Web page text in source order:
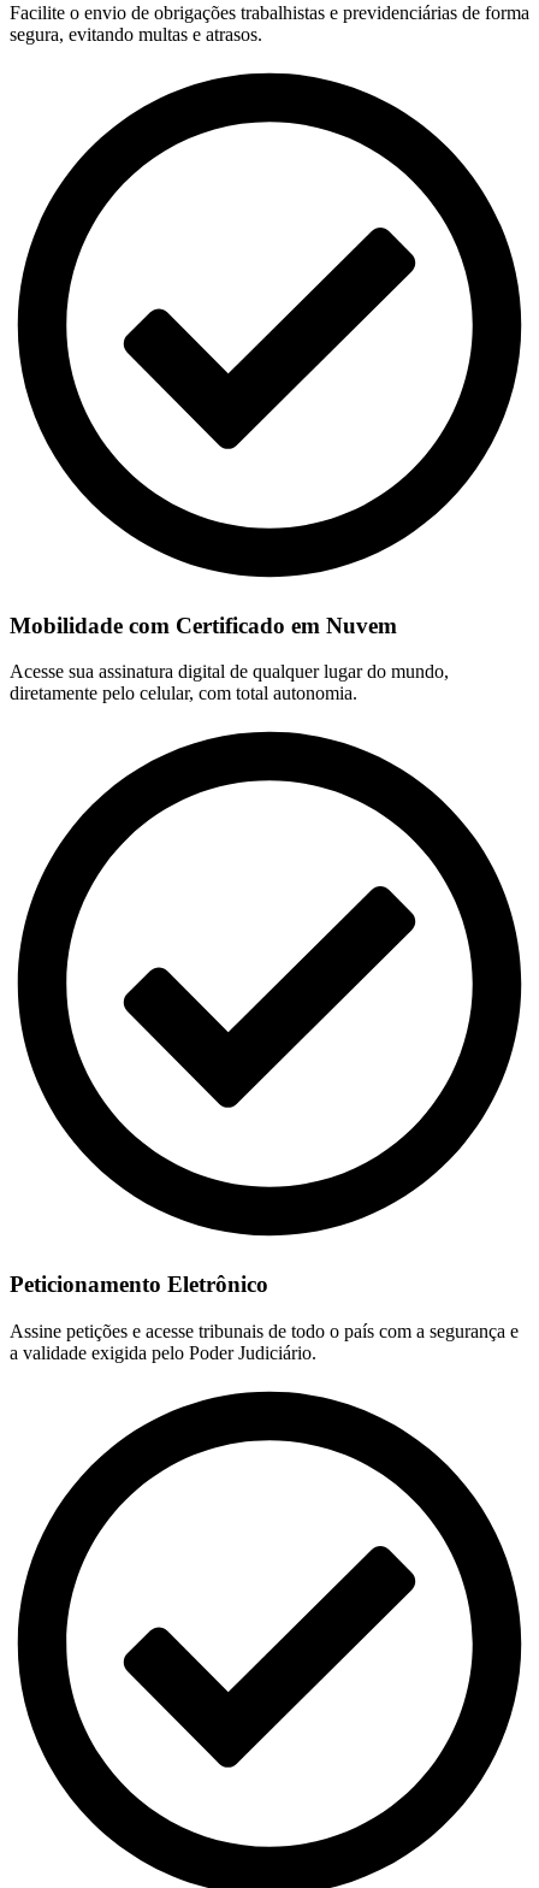
Facilite o envio de obrigações trabalhistas e previdenciárias de forma
segura, evitando multas e atrasos.
Mobilidade com Certificado em Nuvem
Acesse sua assinatura digital de qualquer lugar do mundo,
diretamente pelo celular, com total autonomia.
Peticionamento Eletrônico
Assine petições e acesse tribunais de todo o país com a segurança e
a validade exigida pelo Poder Judiciário.